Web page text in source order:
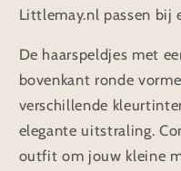
Littlemay.nl passen bij
De haarspeldjes met
bovenkant ronde
verschillende
elegante uitstraling.
outfit om jouw kleine